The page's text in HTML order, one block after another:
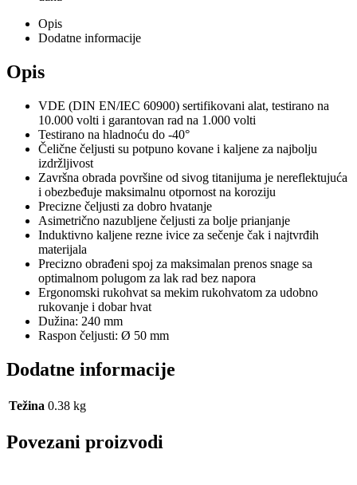
Opis
Dodatne informacije
Opis
VDE (DIN EN/IEC 60900) sertifikovani alat, testirano na
10.000 volti i garantovan rad na 1.000 volti
Testirano na hladnoću do -40°
Čelične čeljusti su potpuno kovane i kaljene za najbolju
izdržljivost
Završna obrada površine od sivog titanijuma je nereflektujuća
i obezbeđuje maksimalnu otpornost na koroziju
Precizne čeljusti za dobro hvatanje
Asimetrično nazubljene čeljusti za bolje prianjanje
Induktivno kaljene rezne ivice za sečenje čak i najtvrđih
materijala
Precizno obrađeni spoj za maksimalan prenos snage sa
optimalnom polugom za lak rad bez napora
Ergonomski rukohvat sa mekim rukohvatom za udobno
rukovanje i dobar hvat
Dužina: 240 mm
Raspon čeljusti: Ø 50 mm
Dodatne informacije
Težina 0.38 kg
Povezani proizvodi